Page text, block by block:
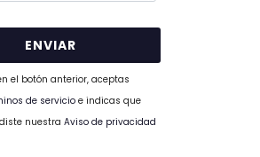
el botón anterior, aceptas
de servicioe indicas que
nuestra Aviso de privacidad